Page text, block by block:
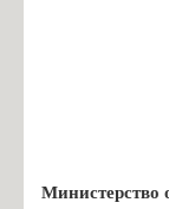
Министерство